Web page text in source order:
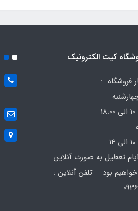
کیت الکترونیک
فروشگاه :
تعطیل به صورت آنلاین
بود تلفن آنلاین :